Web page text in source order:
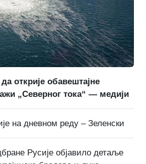
открије обавештајне
„Северног тока“ — медији
на дневном реду – Зеленски
Русије објавило детаље